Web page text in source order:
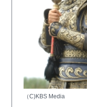
（C)KBS Media